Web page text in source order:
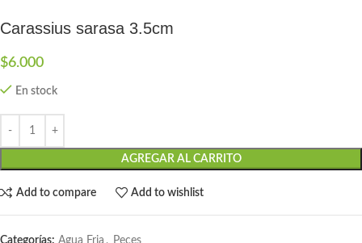
Carassius sarasa 3.5cm
$6.000
En stock
AGREGAR AL CARRITO
Add to compare Add to wishlist